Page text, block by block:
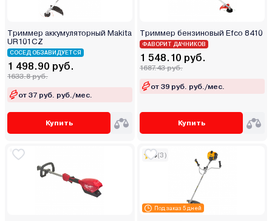
Триммер аккумуляторный Makita
UR101CZ
СОСЕД ОБЗАВИДУЕТСЯ
1 498.90 руб.
1633.8 руб.
от 37 руб. руб./мес.
Купить
Триммер бензиновый Efco 8410
ФАВОРИТ ДАЧНИКОВ
1 548.10 руб.
1687.43 руб.
от 39 руб. руб./мес.
Купить
Под заказ 5 дней
5(3)